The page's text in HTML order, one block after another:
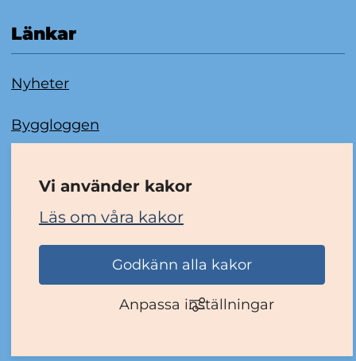
Vi använder kakor
Läs om våra kakor
Godkänn alla kakor
Anpassa inställningar
Länkar
Nyheter
Byggloggen
Tillgänglighetsredogörelse